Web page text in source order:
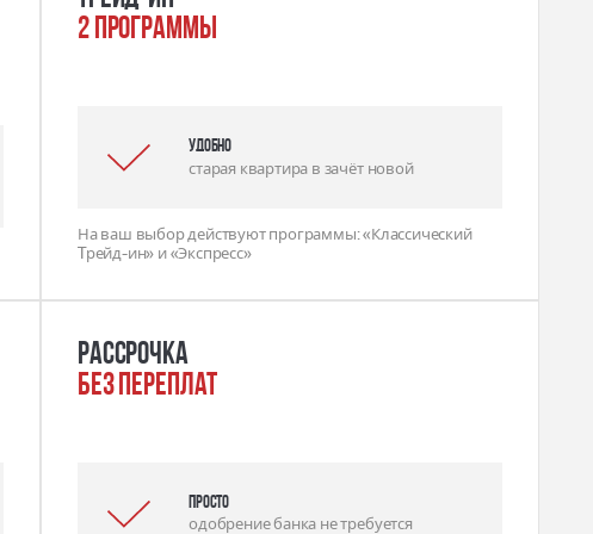
2 программы
удобно
старая квартира в зачёт новой
На ваш выбор действуют программы: «Классический
Tрейд-ин» и «Экспресс»
Рассрочка
без переплат
Просто
одобрение банка не требуется